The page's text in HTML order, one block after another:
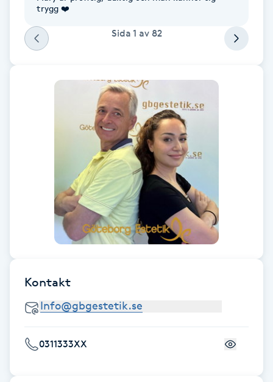
Fotsvamp
Fotvård
Fransförlängning
Fransförlängning Megavolym
Fransk manikyr
Fransrengöring
Frekvensterapi
trygg ❤️
Sida 1 av 82
Kontakt
0311333XX